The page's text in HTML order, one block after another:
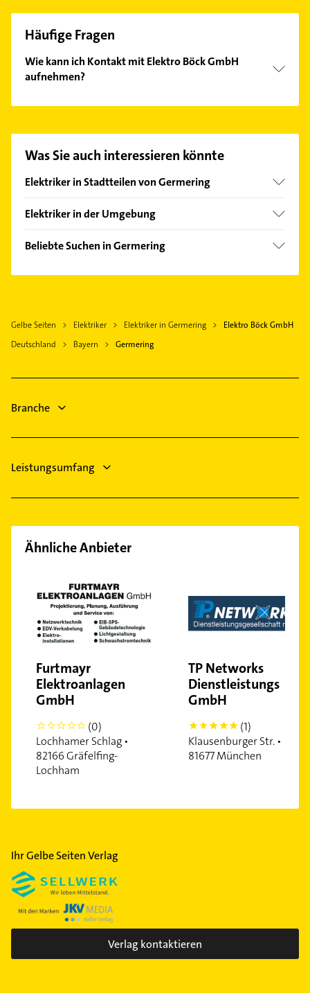
Häufige Fragen
Wie kann ich Kontakt mit Elektro Böck GmbH
aufnehmen?
finden Sie alleKontaktdaten.
Was Sie auch interessieren könnte
Elektriker in Stadtteilen von Germering
Unterpfaffenhofen
Elektriker in der Umgebung
Puchheim Oberbayern
Gröbenzell
Fürstenfeldbruck
Neuried Kreis München
Beliebte Suchen in Germering
Immobilien
Immobilienmakler
Dachdecker
Gelbe Seiten Elektriker Elektriker in Germering
Elektro Böck GmbH
Deutschland
Bayern Germering
Branche
Leistungsumfang
Ähnliche Anbieter
Furtmayr
Elektroanlagen
GmbH
0
(0)
Lochhamer Schlag •
82166 Gräfelfing-
Lochham
TP Networks
Dienstleistungs
GmbH
5
(1)
Klausenburger Str. •
81677 München
Ihr Gelbe Seiten Verlag
Verlag kontaktieren